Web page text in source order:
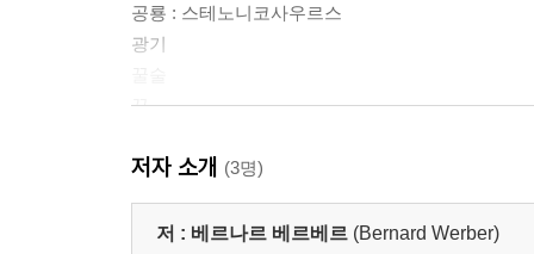
공룡 : 스테노니코사우르스
광기
꿈
놀이의 의미
당신은 누구인가?
대뇌 신피질의 시대
저자 소개 (3명)
저 : 베르나르 베르베르 (Bernard Werber)